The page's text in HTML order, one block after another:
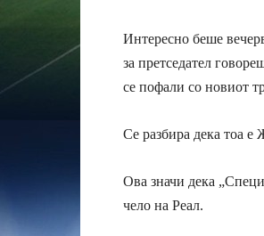
Интересно беше
за претседател
се пофали со новиот
Се разбира дека тоа
Ова значи дека
чело на Реал.